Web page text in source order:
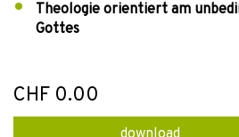
Theologie orientiert am
Gottes
CHF 0.00